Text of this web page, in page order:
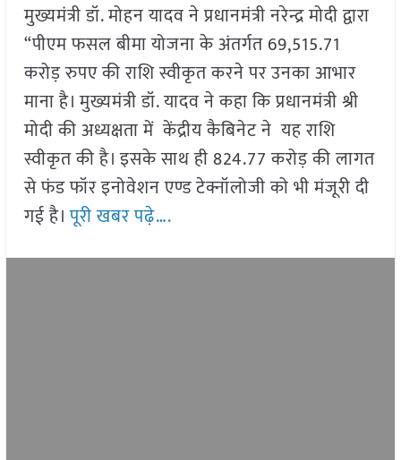
मुख्यमंत्री डॉ. मोहन यादव ने प्रधानमंत्री नरेन्द्र मोदी द्वारा
“पीएम फसल बीमा योजना के अंतर्गत 69,515.71
करोड़ रुपए की राशि स्वीकृत करने पर उनका आभार
माना है। मुख्यमंत्री डॉ. यादव ने कहा कि प्रधानमंत्री श्री
मोदी की अध्यक्षता में केंद्रीय कैबिनेट ने यह राशि
स्वीकृत की है। इसके साथ ही 824.77 करोड़ की लागत
से फंड फॉर इनोवेशन एण्ड टेक्नॉलोजी को भी मंजूरी दी
गई है।पूरी खबर पढ़े….